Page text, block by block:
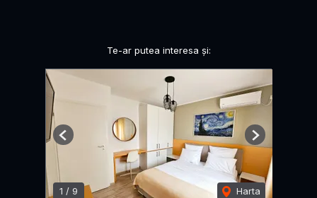
Te-ar putea interesa și:
1 / 9 Harta
Previous Next